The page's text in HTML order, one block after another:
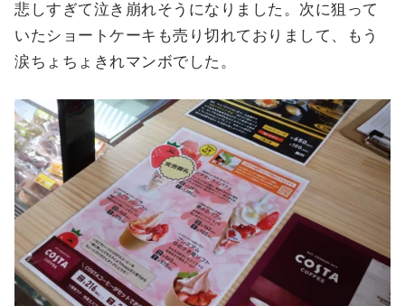
悲しすぎて泣き崩れそうになりました。次に狙って
いたショートケーキも売り切れておりまして、もう
涙ちょちょきれマンボでした。